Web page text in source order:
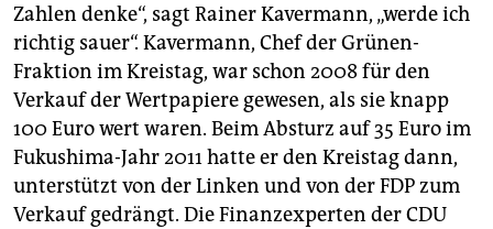
Zahlen denke“, sagt Rainer Kavermann, „werde ich
richtig sauer“. Kavermann, Chef der Grünen-
Fraktion im Kreistag, war schon 2008 für den
Verkauf der Wertpapiere gewesen, als sie knapp
100 Euro wert waren. Beim Absturz auf 35 Euro im
Fukushima-Jahr 2011 hatte er den Kreistag dann,
unterstützt von der Linken und von der FDP zum
Verkauf gedrängt. Die Finanzexperten der CDU